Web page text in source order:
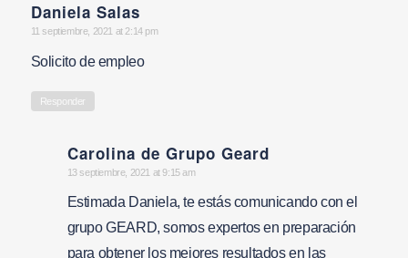
Daniela Salas
says:
11 septiembre, 2021 at 2:14 pm
Solicito de empleo
Responder
Carolina de Grupo Geard
says:
13 septiembre, 2021 at 9:15 am
Estimada Daniela, te estás comunicando con el
grupo GEARD, somos expertos en preparación
para obtener los mejores resultados en las